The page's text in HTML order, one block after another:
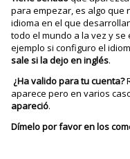
para empezar, es algo que
idioma en el que
todo el mundo a la vez y
ejemplo si configuro el
sale si la dejo en inglés.
¿Ha valido para tu cuenta?
aparece pero en varios
apareció.
Dímelo por favor en los